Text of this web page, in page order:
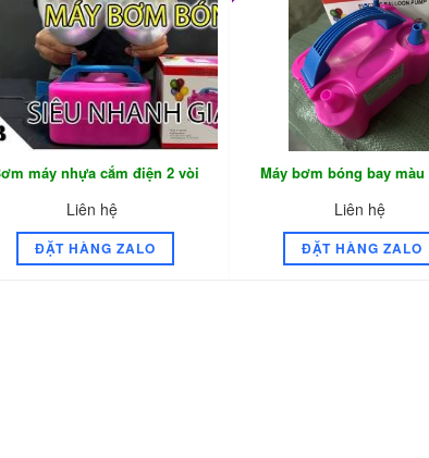
máy nhựa cắm điện 2 vòi
Liên hệ
ĐẶT HÀNG ZALO
Máy bơm bóng bay màu
Liên hệ
ĐẶT HÀNG ZALO